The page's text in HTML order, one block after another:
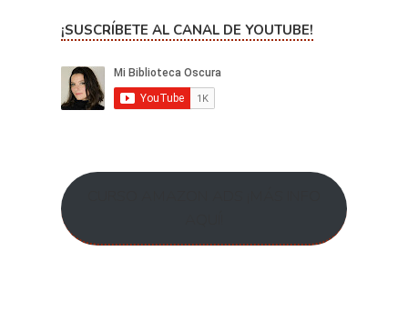
¡SUSCRÍBETE AL CANAL DE YOUTUBE!